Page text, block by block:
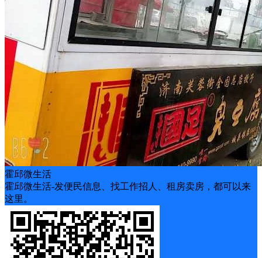
霍邱微生活
霍邱微生活-发便民信息、找工作招人、租房卖房，都可以来
这里。